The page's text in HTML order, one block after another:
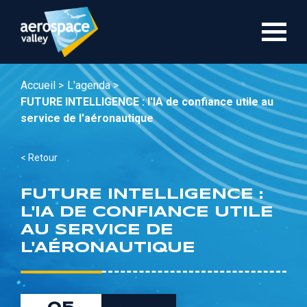
contenu
Accueil > L'agenda >
FUTURE INTELLIGENCE : l'IA de confiance utile au
service de l'aéronautique
< Retour
FUTURE INTELLIGENCE :
L'IA DE CONFIANCE UTILE
AU SERVICE DE
L'AÉRONAUTIQUE